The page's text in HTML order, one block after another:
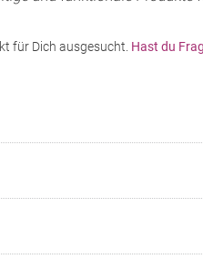
für Dich ausgesucht. Hast du